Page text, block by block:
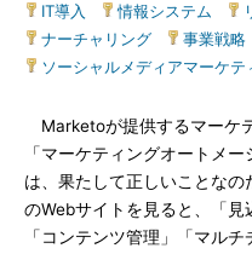
IT導入
情報システム
ナーチャリング
事業戦略
ソーシャルメディアマーケテ
Marketoが提供するマーケ
「マーケティングオートメ
は、果たして正しいことな
のWebサイトを見ると、「見
「コンテンツ管理」「マル